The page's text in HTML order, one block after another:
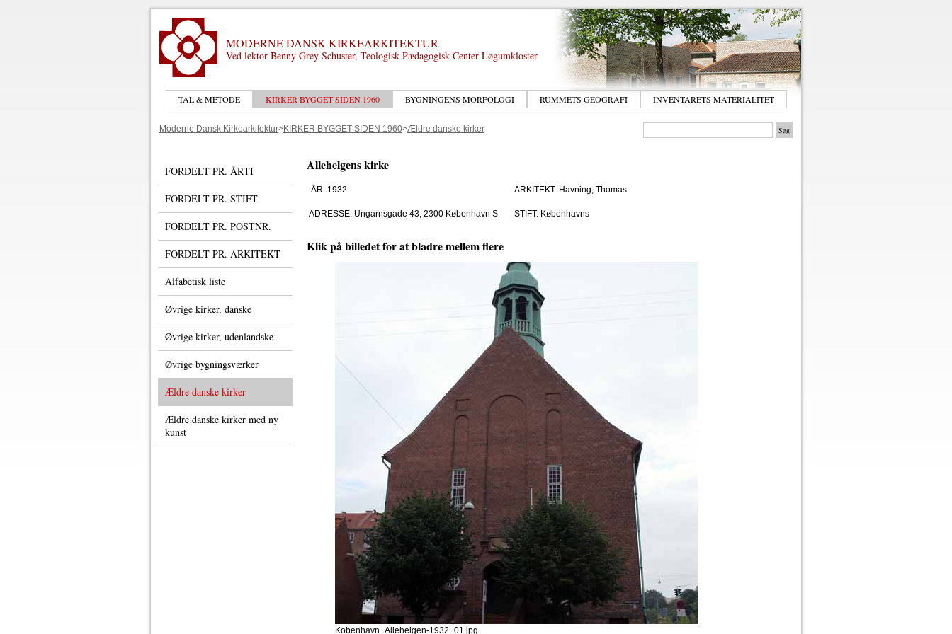
MODERNE DANSK KIRKEARKITEKTUR
Ved lektor Benny Grey Schuster, Teologisk Pædagogisk Center Løgumkloster
TAL & METODE KIRKER BYGGET SIDEN 1960 BYGNINGENS MORFOLOGI RUMMETS GEOGRAFI INVENTARETS MATERIALITET
Moderne Dansk Kirkearkitektur>KIRKER BYGGET SIDEN 1960>Ældre danske kirker
FORDELT PR. ÅRTI
FORDELT PR. STIFT
FORDELT PR. POSTNR.
FORDELT PR. ARKITEKT
Alfabetisk liste
Øvrige kirker, danske
Øvrige kirker, udenlandske
Øvrige bygningsværker
Ældre danske kirker
Ældre danske kirker med ny
kunst
Allehelgens kirke
ÅR: 1932 ARKITEKT: Havning, Thomas
ADRESSE: Ungarnsgade 43, 2300 København S STIFT: Københavns
Klik på billedet for at bladre mellem flere
Kobenhavn_Allehelgen-1932_01.jpg